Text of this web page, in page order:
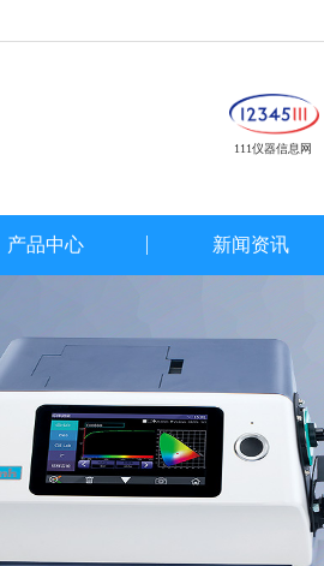
111仪器信息网
产品中心 新闻资讯